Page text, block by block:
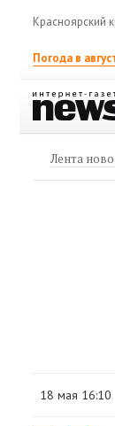
Красноярский
Погода в
Лента
18 мая 16:10